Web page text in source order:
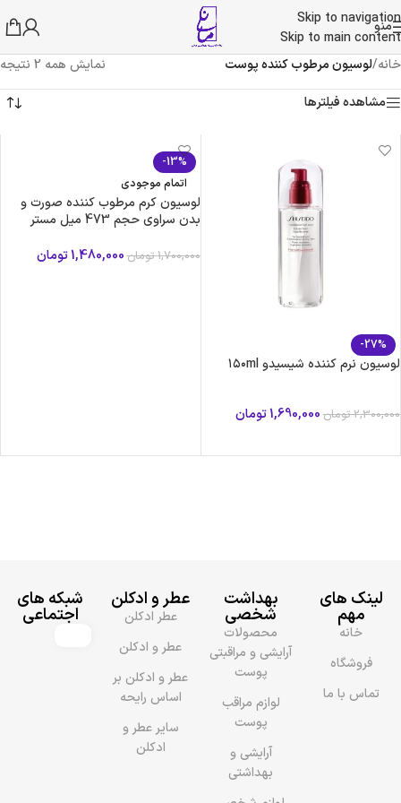
Skip to navigation
Skip to main content
منو
خانه/لوسیون مرطوب کننده پوست
نمایش همه 2 نتیجه
مشاهده فیلترها
-27%
لوسیون نرم کننده شیسیدو ۱۵۰ml
2,300,000تومان 1,690,000تومان
-13%
اتمام موجودی
لوسیون کرم مرطوب کننده صورت و
بدن سراوی حجم 473 میل مستر
1,700,000تومان1,480,000تومان
لینک های
مهم
خانه
فروشگاه
تماس با ما
بهداشت
شخصی
محصولات
آرایشی و مراقبتی
پوست
لوازم مراقب
پوست
آرایشی و
بهداشتی
عطر و ادکلن
عطر ادکلن
عطر و ادکلن
عطر و ادکلن بر
اساس رایحه
سایر عطر و
ادکلن
شبکه های
اجتماعی